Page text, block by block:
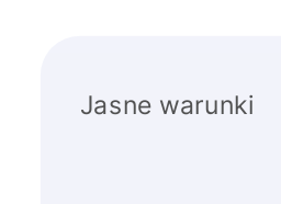
Jasne warunki